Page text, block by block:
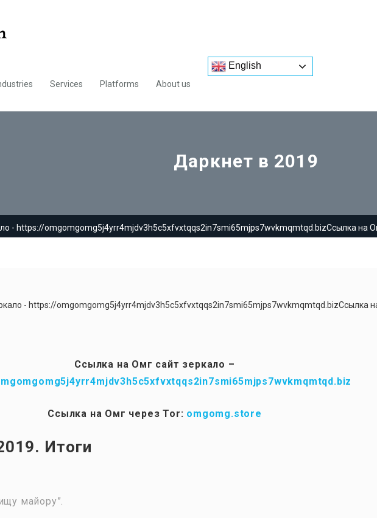
Services Platforms About us
English
Даркнет в 2019
- https://omgomgomg5j4yrr4mjdv3h5c5xfvxtqqs2in7smi65mjps7wvkmqmtqd.bizСсылка на
- https://omgomgomg5j4yrr4mjdv3h5c5xfvxtqqs2in7smi65mjps7wvkmqmtqd.bizСсылка
Ссылка на Омг сайт зеркало –
Ссылка на Омг через Tor: omgomg.store
Итоги
майору”.